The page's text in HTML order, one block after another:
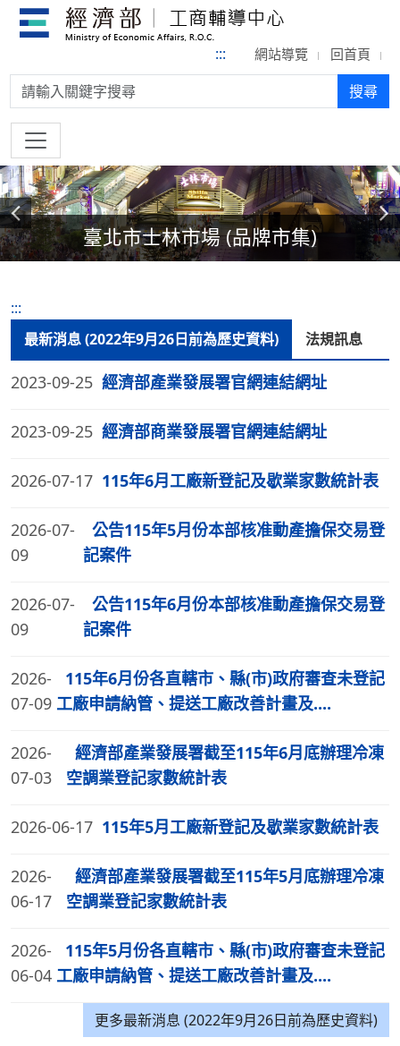
::: 網站導覽 回首頁
搜尋: 搜尋
臺北市士林市場 (品牌市集)
上一則
下一則
:::
最新消息 (2022年9月26日前為歷史資料)
法規訊息
2023-09-25 經濟部產業發展署官網連結網址
2023-09-25 經濟部商業發展署官網連結網址
2026-07-17 115年6月工廠新登記及歇業家數統計表
2026-07-
09
公告115年5月份本部核准動產擔保交易登
記案件
2026-07-
09
公告115年6月份本部核准動產擔保交易登
記案件
2026-
07-09
115年6月份各直轄市、縣(市)政府審查未登記
工廠申請納管、提送工廠改善計畫及....
2026-
07-03
經濟部產業發展署截至115年6月底辦理冷凍
空調業登記家數統計表
2026-06-17 115年5月工廠新登記及歇業家數統計表
2026-
06-17
經濟部產業發展署截至115年5月底辦理冷凍
空調業登記家數統計表
2026-
06-04
115年5月份各直轄市、縣(市)政府審查未登記
工廠申請納管、提送工廠改善計畫及....
更多最新消息 (2022年9月26日前為歷史資料)